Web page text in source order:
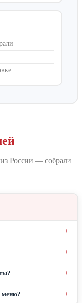
России — собрали
В корпусе
меню?